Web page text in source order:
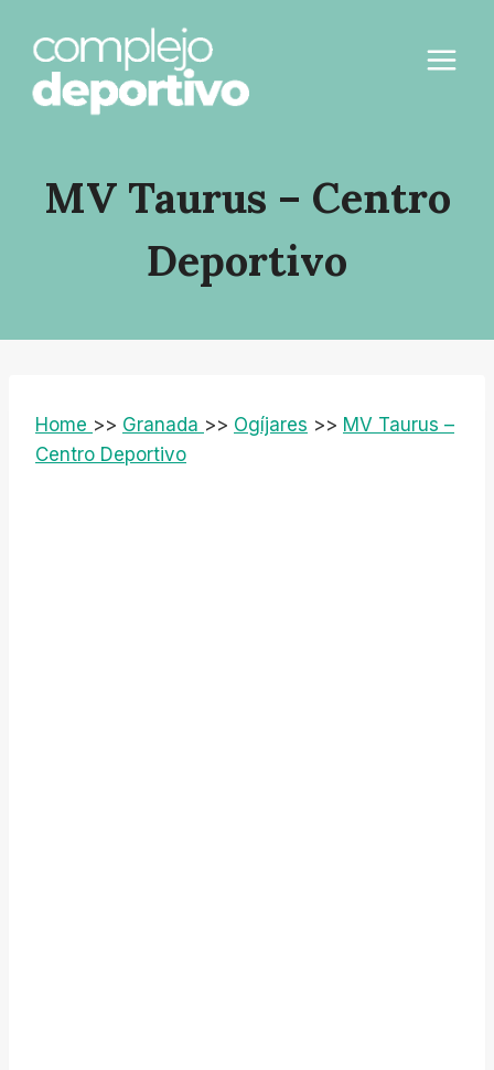
contenido
MV Taurus – Centro
Deportivo
Home >> Granada >> Ogíjares >> MV Taurus –
Centro Deportivo